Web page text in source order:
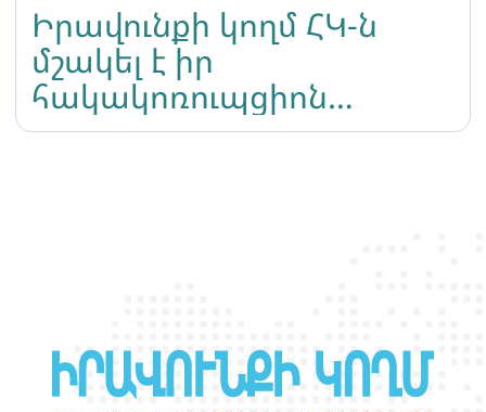
Իրավունքի կողմ ՀԿ-ն
մշակել է իր
հակակոռուպցիոն
քաղաքականությունը